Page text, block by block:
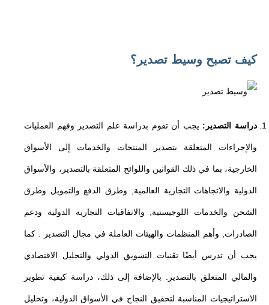
كيف تصبح وسيط تصدير؟
دراسة التصدير: يجب أن تقوم بدراسة علم التصدير وفهم العمليات
والإجراءات المتعلقة بتصدير المنتجات والخدمات إلى الأسواق
الخارجية، بما في ذلك القوانين واللوائح المتعلقة بالتصدير، والأسواق
الدولية والاتجاهات التجارية العالمية, وطرق الدفع والتمويل وطرق
الشحن والخدمات اللوجيستية, والاتفاقيات التجارية الدولية ودعم
الصادرات, وأهم المنظمات والهيئات العاملة في مجال التصدير . كما
يجب أن تدرس أيضًا تقنيات التسويق الدولي والتحليل الاقتصادي
والمالي المتعلق بالتصدير. بالإضافة إلى ذلك، دراسة كيفية تطوير
الاستراتيجيات المناسبة لتحقيق النجاح في الأسواق الدولية، وتحليل